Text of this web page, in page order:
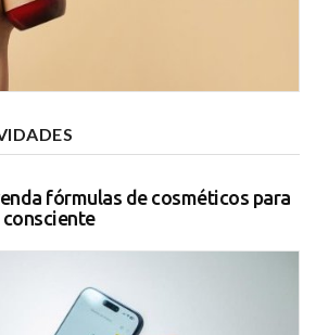
fórmulas de cosméticos para